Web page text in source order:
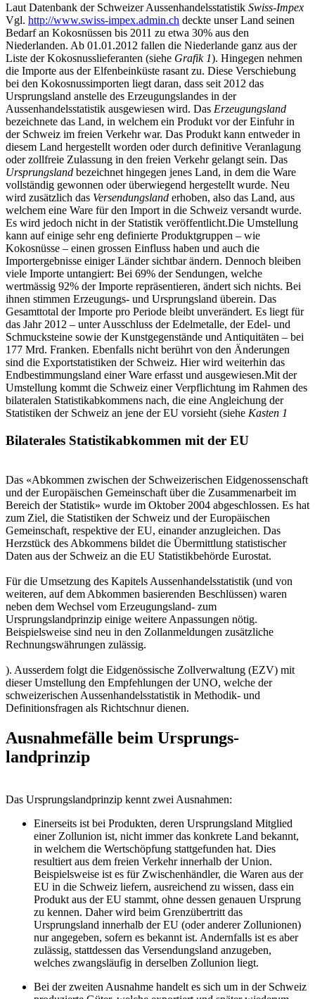
Laut Datenbank der Schweizer Aussenhandelsstatistik Swiss-Impex
Vgl. http://www.swiss-impex.admin.ch deckte unser Land seinen
Bedarf an Kokosnüssen bis 2011 zu etwa 30% aus den
Niederlanden. Ab 01.01.2012 fallen die Niederlande ganz aus der
Liste der Kokosnusslieferanten (siehe Grafik 1). Hingegen nehmen
die Importe aus der Elfenbeinküste rasant zu. Diese Verschiebung
bei den Kokosnussimporten liegt daran, dass seit 2012 das
Ursprungsland anstelle des Erzeugungslandes in der
Aussenhandelsstatistik ausgewiesen wird. Das Erzeugungsland
bezeichnete das Land, in welchem ein Produkt vor der Einfuhr in
der Schweiz im freien Verkehr war. Das Produkt kann entweder in
diesem Land hergestellt worden oder durch definitive Veranlagung
oder zollfreie Zulassung in den freien Verkehr gelangt sein. Das
Ursprungsland bezeichnet hingegen jenes Land, in dem die Ware
vollständig gewonnen oder überwiegend hergestellt wurde. Neu
wird zusätzlich das Versendungsland erhoben, also das Land, aus
welchem eine Ware für den Import in die Schweiz versandt wurde.
Es wird jedoch nicht in der Statistik veröffentlicht.Die Umstellung
kann auf einige sehr eng definierte Produktgruppen – wie
Kokosnüsse – einen grossen Einfluss haben und auch die
Importergebnisse einiger Länder sichtbar ändern. Dennoch bleiben
viele Importe untangiert: Bei 69% der Sendungen, welche
wertmässig 92% der Importe repräsentieren, ändert sich nichts. Bei
ihnen stimmen Erzeugungs- und Ursprungsland überein. Das
Gesamttotal der Importe pro Periode bleibt unverändert. Es liegt für
das Jahr 2012 – unter Ausschluss der Edelmetalle, der Edel- und
Schmucksteine sowie der Kunstgegenstände und Antiquitäten – bei
177 Mrd. Franken. Ebenfalls nicht berührt von den Änderungen
sind die Exportstatistiken der Schweiz. Hier wird weiterhin das
Endbestimmungsland einer Ware erfasst und ausge­wiesen.Mit der
Umstellung kommt die Schweiz einer Verpflichtung im Rahmen des
bilateralen Statistikabkommens nach, die eine Angleichung der
Statistiken der Schweiz an jene der EU vorsieht (siehe Kasten 1
Bilaterales Statistikabkommen mit der EU
Das «Abkommen zwischen der Schweizerischen Eidgenossenschaft
und der Europäischen Gemeinschaft über die Zusammenarbeit im
Bereich der Statistik» wurde im Oktober 2004 abgeschlossen. Es hat
zum Ziel, die Statistiken der Schweiz und der Europäischen
Gemeinschaft, respektive der EU, einander anzugleichen. Das
Herzstück des Abkommens bildet die Übermittlung statistischer
Daten aus der Schweiz an die EU Statistikbehörde Eurostat.
Für die Umsetzung des Kapitels Aussenhandelsstatistik (und von
weiteren, auf dem Abkommen basierenden Beschlüssen) waren
neben dem Wechsel vom Erzeugungsland- zum
Ursprungslandprinzip einige weitere Anpassungen nötig.
Beispielsweise sind neu in den Zollanmeldungen zusätzliche
Rechnungswährungen zulässig.
). Ausserdem folgt die Eidgenössische Zollverwaltung (EZV) mit
dieser Umstellung den Empfehlungen der UNO, welche der
schweizerischen Aussenhandelsstatistik in Methodik- und
Definitionsfragen als Richtschnur dienen.
Ausnahmefälle beim Ursprungs­
landprinzip
Das Ursprungslandprinzip kennt zwei Ausnahmen:
Einerseits ist bei Produkten, deren Ursprungsland Mitglied
einer Zollunion ist, nicht immer das konkrete Land bekannt,
in welchem die Wertschöpfung stattgefunden hat. Dies
resultiert aus dem freien Verkehr innerhalb der Union.
Beispielsweise ist es für Zwischenhändler, die Waren aus der
EU in die Schweiz liefern, ausreichend zu wissen, dass ein
Produkt aus der EU stammt, ohne dessen genauen Ursprung
zu kennen. Daher wird beim Grenzübertritt das
Ursprungsland innerhalb der EU (oder anderer Zollunionen)
nur angegeben, sofern es bekannt ist. Andernfalls ist es aber
zulässig, stattdessen das Versendungsland anzugeben,
welches zwangsläufig in derselben Zollunion liegt.
Bei der zweiten Ausnahme handelt es sich um in der Schweiz